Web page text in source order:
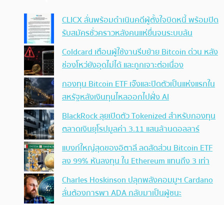
CLICX ลั่นพร้อมดำเนินคดีผู้ตั้งใจบิดหนี้ พร้อมปิด
รับสมัครชั่วคราวหลังคนแห่ยื่นจนระบบล้น
Coldcard เตือนผู้ใช้งานรีบย้าย Bitcoin ด่วน หลัง
ช่องโหว่ยังอุดไม่ได้ และถูกเจาะต่อเนื่อง
กองทุน Bitcoin ETF เจ๊งและปิดตัวเป็นแห่งแรกใน
สหรัฐหลังเงินทุนไหลออกไปฝั่ง AI
BlackRock ลุยเปิดตัว Tokenized สำหรับกองทุน
ตลาดเงินยุโรปมูลค่า 3.11 แสนล้านดอลลาร์
แบงก์ใหญ่สุดของอิตาลี ลดสัดส่วน Bitcoin ETF
ลง 99% หันลงทุน ใน Ethereum แทนถึง 3 เท่า
Charles Hoskinson ปลุกพลังคอมมูฯ Cardano
ลั่นต้องการพา ADA กลับมาเป็นผู้ชนะ